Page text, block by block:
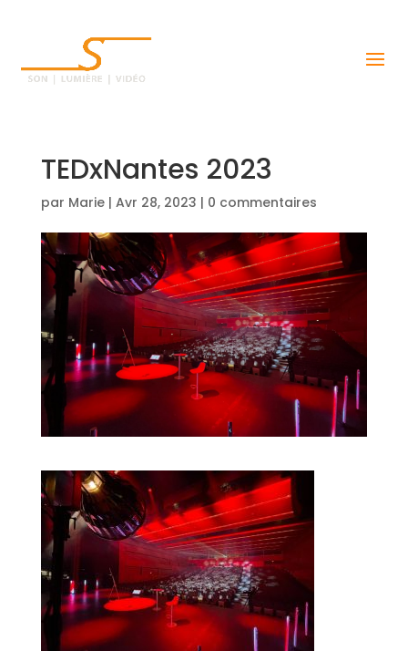
TEDxNantes 2023
par Marie| Avr 28, 2023 | 0 commentaires